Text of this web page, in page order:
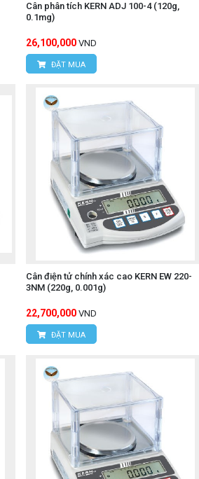
Cân phân tích KERN ADJ 100-4 (120g,
0.1mg)
26,100,000 VND
ĐẶT MUA
Cân điện tử chính xác cao KERN EW 220-
3NM (220g, 0.001g)
22,700,000 VND
ĐẶT MUA